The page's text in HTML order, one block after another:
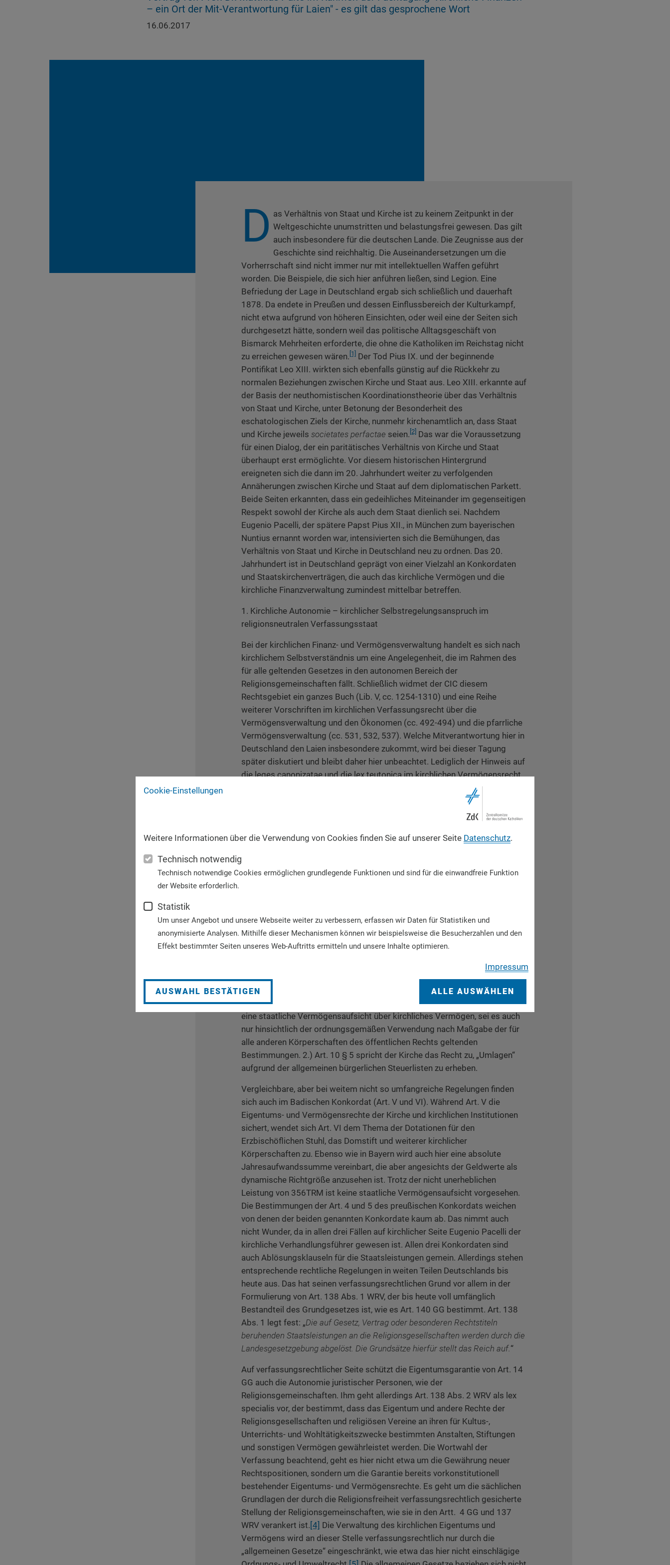
– ein Ort der Mit-Verantwortung für Laien" - es gilt das gesprochene Wort
16.06.2017
D as Verhältnis von Staat und Kirche ist zu keinem Zeitpunkt in der
Weltgeschichte unumstritten und belastungsfrei gewesen. Das gilt
auch insbesondere für die deutschen Lande. Die Zeugnisse aus der
Geschichte sind reichhaltig. Die Auseinandersetzungen um die
Vorherrschaft sind nicht immer nur mit intellektuellen Waffen geführt
worden. Die Beispiele, die sich hier anführen ließen, sind Legion. Eine
Befriedung der Lage in Deutschland ergab sich schließlich und dauerhaft
1878. Da endete in Preußen und dessen Einflussbereich der Kulturkampf,
nicht etwa aufgrund von höheren Einsichten, oder weil eine der Seiten sich
durchgesetzt hätte, sondern weil das politische Alltagsgeschäft von
Bismarck Mehrheiten erforderte, die ohne die Katholiken im Reichstag nicht
zu erreichen gewesen wären. [1] Der Tod Pius IX. und der beginnende
Pontifikat Leo XIII. wirkten sich ebenfalls günstig auf die Rückkehr zu
normalen Beziehungen zwischen Kirche und Staat aus. Leo XIII. erkannte auf
der Basis der neuthomistischen Koordinationstheorie über das Verhältnis
von Staat und Kirche, unter Betonung der Besonderheit des
eschatologischen Ziels der Kirche, nunmehr kirchenamtlich an, dass Staat
und Kirche jeweils societates perfactae seien. [2]Das war die Voraussetzung
für einen Dialog, der ein paritätisches Verhältnis von Kirche und Staat
überhaupt erst ermöglichte. Vor diesem historischen Hintergrund
ereigneten sich die dann im 20. Jahrhundert weiter zu verfolgenden
Annäherungen zwischen Kirche und Staat auf dem diplomatischen Parkett.
Beide Seiten erkannten, dass ein gedeihliches Miteinander im gegenseitigen
Respekt sowohl der Kirche als auch dem Staat dienlich sei. Nachdem
Eugenio Pacelli, der spätere Papst Pius XII., in München zum bayerischen
Nuntius ernannt worden war, intensivierten sich die Bemühungen, das
Verhältnis von Staat und Kirche in Deutschland neu zu ordnen. Das 20.
Jahrhundert ist in Deutschland geprägt von einer Vielzahl an Konkordaten
und Staatskirchenverträgen, die auch das kirchliche Vermögen und die
kirchliche Finanzverwaltung zumindest mittelbar betreffen.
1. Kirchliche Autonomie – kirchlicher Selbstregelungsanspruch im
religionsneutralen Verfassungsstaat
Bei der kirchlichen Finanz- und Vermögensverwaltung handelt es sich nach
kirchlichem Selbstverständnis um eine Angelegenheit, die im Rahmen des
für alle geltenden Gesetzes in den autonomen Bereich der
Religionsgemeinschaften fällt. Schließlich widmet der CIC diesem
Rechtsgebiet ein ganzes Buch (Lib. V, cc. 1254-1310) und eine Reihe
weiterer Vorschriften im kirchlichen Verfassungsrecht über die
Vermögensverwaltung und den Ökonomen (cc. 492-494) und die pfarrliche
Vermögensverwaltung (cc. 531, 532, 537). Welche Mitverantwortung hier in
Deutschland den Laien insbesondere zukommt, wird bei dieser Tagung
später diskutiert und bleibt daher hier unbeachtet. Lediglich der Hinweis auf
die leges canonizatae und die lex teutonica im kirchlichen Vermögensrecht
Gem. c. 3 CIC bleibt das in Deutschland geltende Staatskirchenrecht,
insbesondere das Konkordatsrecht, unverändert bestehen. Gerade hier gibt
es eine Reihe von Bestimmungen, die den deutschen Sonderweg
Eigentumsgarantie der öffentlich-rechtlichen Körperschaften kirchlicher
Provenienz beschränken kann, führen vor allem die alten, aber auch die
Ablösung der konkordatären Vereinbarungen von 1817. Deren Rechtsgrund
war in den Ergebnissen des RDH von 1803 gelegen. In Bayern geht es um
viele verschiedene Dotationen, die hier nicht im Einzelnen dargestellt werden
Das Konkordat und die Haushaltspläne der Landesregierung
sowie der Bistümer und Landeskirchen weisen die heute noch aktuellen
Posten einigermaßen passgenau aus. Zwei Aspekte sind jedoch
hervorzuheben: 1.) Das bayer. Konkordat enthält keine Bestimmungen über
eine staatliche Vermögensaufsicht über kirchliches Vermögen, sei es auch
nur hinsichtlich der ordnungsgemäßen Verwendung nach Maßgabe der für
alle anderen Körperschaften des öffentlichen Rechts geltenden
Bestimmungen. 2.) Art. 10 § 5 spricht der Kirche das Recht zu, „Umlagen“
aufgrund der allgemeinen bürgerlichen Steuerlisten zu erheben.
Vergleichbare, aber bei weitem nicht so umfangreiche Regelungen finden
sich auch im Badischen Konkordat (Art. V und VI). Während Art. V die
Eigentums- und Vermögensrechte der Kirche und kirchlichen Institutionen
sichert, wendet sich Art. VI dem Thema der Dotationen für den
Erzbischöflichen Stuhl, das Domstift und weiterer kirchlicher
Körperschaften zu. Ebenso wie in Bayern wird auch hier eine absolute
Jahresaufwandssumme vereinbart, die aber angesichts der Geldwerte als
dynamische Richtgröße anzusehen ist. Trotz der nicht unerheblichen
Leistung von 356TRM ist keine staatliche Vermögensaufsicht vorgesehen.
Die Bestimmungen der Art. 4 und 5 des preußischen Konkordats weichen
von denen der beiden genannten Konkordate kaum ab. Das nimmt auch
nicht Wunder, da in allen drei Fällen auf kirchlicher Seite Eugenio Pacelli der
kirchliche Verhandlungsführer gewesen ist. Allen drei Konkordaten sind
auch Ablösungsklauseln für die Staatsleistungen gemein. Allerdings stehen
entsprechende rechtliche Regelungen in weiten Teilen Deutschlands bis
heute aus. Das hat seinen verfassungsrechtlichen Grund vor allem in der
Formulierung von Art. 138 Abs. 1 WRV, der bis heute voll umfänglich
Bestandteil des Grundgesetzes ist, wie es Art. 140 GG bestimmt. Art. 138
Abs. 1 legt fest: „Die auf Gesetz, Vertrag oder besonderen Rechtstiteln
beruhenden Staatsleistungen an die Religionsgesellschaften werden durch die
Landesgesetzgebung abgelöst. Die Grundsätze hierfür stellt das Reich auf. “
Auf verfassungsrechtlicher Seite schützt die Eigentumsgarantie von Art. 14
GG auch die Autonomie juristischer Personen, wie der
Religionsgemeinschaften. Ihm geht allerdings Art. 138 Abs. 2 WRV als lex
specialis vor, der bestimmt, dass das Eigentum und andere Rechte der
Religionsgesellschaften und religiösen Vereine an ihren für Kultus-,
Unterrichts- und Wohltätigkeitszwecke bestimmten Anstalten, Stiftungen
und sonstigen Vermögen gewährleistet werden. Die Wortwahl der
Verfassung beachtend, geht es hier nicht etwa um die Gewährung neuer
Rechtspositionen, sondern um die Garantie bereits vorkonstitutionell
bestehender Eigentums- und Vermögensrechte. Es geht um die sächlichen
Grundlagen der durch die Religionsfreiheit verfassungsrechtlich gesicherte
Stellung der Religionsgemeinschaften, wie sie in den Artt. 4 GG und 137
WRV verankert ist.[4] Die Verwaltung des kirchlichen Eigentums und
Vermögens wird an dieser Stelle verfassungsrechtlich nur durch die
„allgemeinen Gesetze“ eingeschränkt, wie etwa das hier nicht einschlägige
Cookie-Einstellungen
Weitere Informationen über die Verwendung von Cookies finden Sie auf unserer Seite Datenschutz.
Technisch notwendig
Technisch notwendige Cookies ermöglichen grundlegende Funktionen und sind für die einwandfreie Funktion
der Website erforderlich.
Statistik
Um unser Angebot und unsere Webseite weiter zu verbessern, erfassen wir Daten für Statistiken und
anonymisierte Analysen. Mithilfe dieser Mechanismen können wir beispielsweise die Besucherzahlen und den
Effekt bestimmter Seiten unseres Web-Auftritts ermitteln und unsere Inhalte optimieren.
Impressum
AUSWAHL BESTÄTIGEN ALLE AUSWÄHLEN